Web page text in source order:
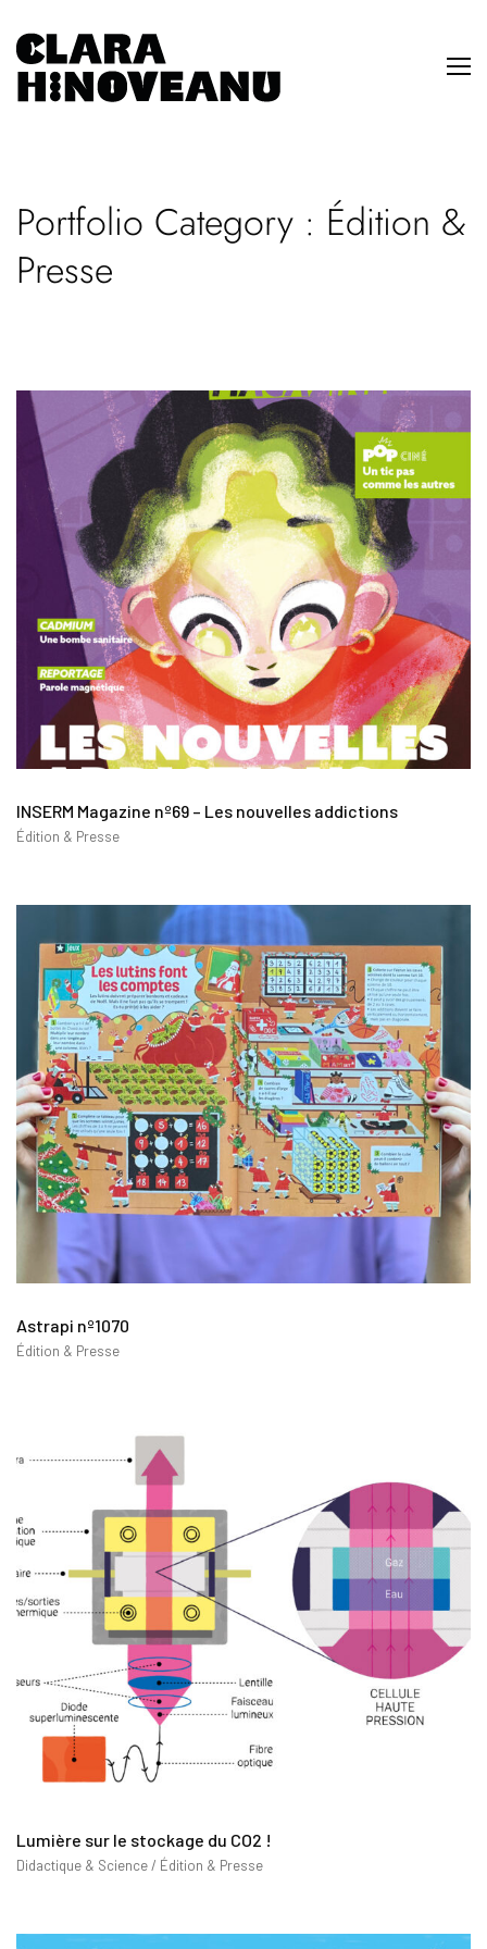
Portfolio Category : Édition &
Presse
INSERM Magazine nº69 – Les nouvelles addictions
Édition & Presse
Astrapi nº1070
Édition & Presse
Lumière sur le stockage du CO2 !
Didactique & Science / Édition & Presse